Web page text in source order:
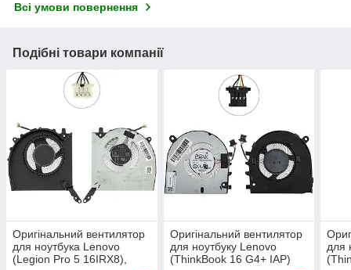
Всі умови повернення
Подібні товари компанії
Оригінальний вентилятор
для ноутбука Lenovo
(Legion Pro 5 16IRX8),
Оригінальний вентилятор
для ноутбуку Lenovo
(ThinkBook 16 G4+ IAP)
для